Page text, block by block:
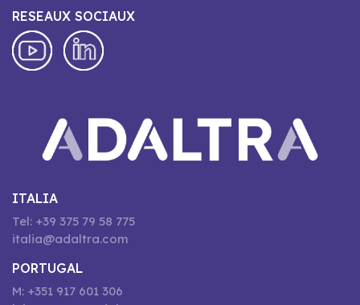
RESEAUX SOCIAUX
ITALIA
Tel: +39 375 79 58 775
italia@adaltra.com
PORTUGAL
M: +351 917 601 306